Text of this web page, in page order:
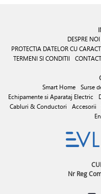
DESPRE NOI
PROTECTIA DATELOR CU
TERMENI SI CONDITII
Smart Home Surse
Echipamente si Aparataj Electric
Cabluri & Conductori
Accesorii
Nr Reg